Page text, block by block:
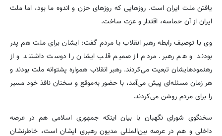
یافتن ملت ایران است. روزهایی که روزهای حزن و اندوه ما بود، اما ملت
ایران از آن حماسه، اقتدار و عزت ساخت.
وی با توصیف رابطه رهبر انقلاب با مردم گفت: ایشان برای ملت هم پدر
بودند و هم رهبر. مردم از صمیم قلب ایشان را دوست داشتند و از
رهنمودهایشان تبعیت می‌کردند. رهبر انقلاب همواره پشتوانه ملت بودند و
هر زمان مسئله‌ای پیش می‌آمد، با حضور به‌موقع و سخنان نافذ خود مسیر
را برای مردم روشن می‌کردند.
سخنگوی شورای نگهبان با بیان اینکه جمهوری اسلامی هم در عرصه
داخلی و هم در عرصه بین‌المللی مدیون رهبری ایشان است، خاطرنشان